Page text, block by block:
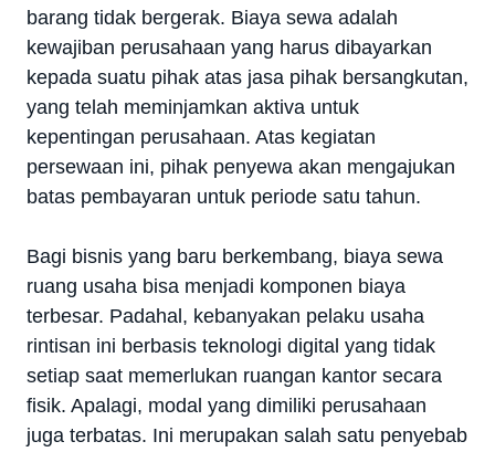
barang tidak bergerak. Biaya sewa adalah
kewajiban perusahaan yang harus dibayarkan
kepada suatu pihak atas jasa pihak bersangkutan,
yang telah meminjamkan aktiva untuk
kepentingan perusahaan. Atas kegiatan
persewaan ini, pihak penyewa akan mengajukan
batas pembayaran untuk periode satu tahun.
Bagi bisnis yang baru berkembang, biaya sewa
ruang usaha bisa menjadi komponen biaya
terbesar. Padahal, kebanyakan pelaku usaha
rintisan ini berbasis teknologi digital yang tidak
setiap saat memerlukan ruangan kantor secara
fisik. Apalagi, modal yang dimiliki perusahaan
juga terbatas. Ini merupakan salah satu penyebab